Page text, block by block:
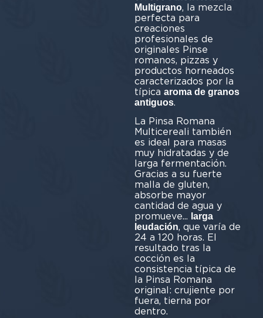
Multigrano, la mezcla
perfecta para
creaciones
profesionales de
originales Pinse
romanos, pizzas y
productos horneados
caracterizados por la
típica aroma de granos
antiguos.
La Pinsa Romana
Multicereali también
es ideal para masas
muy hidratadas y de
larga fermentación.
Gracias a su fuerte
malla de gluten,
absorbe mayor
cantidad de agua y
promueve... larga
leudación, que varía de
24 a 120 horas. El
resultado tras la
cocción es la
consistencia típica de
la Pinsa Romana
original: crujiente por
fuera, tierna por
dentro.